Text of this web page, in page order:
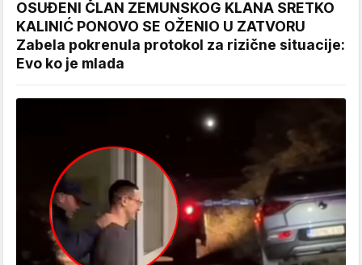
OSUĐENI ČLAN ZEMUNSKOG KLANA SRETKO
KALINIĆ PONOVO SE OŽENIO U ZATVORU
Zabela pokrenula protokol za rizične situacije:
Evo ko je mlada